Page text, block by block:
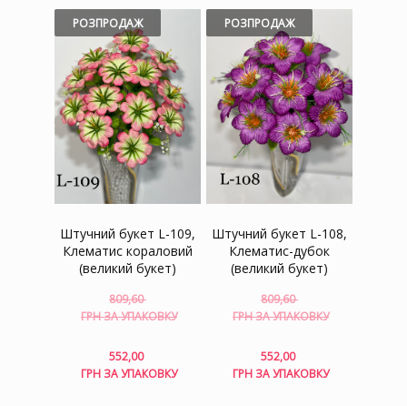
РОЗПРОДАЖ
Штучний букет L-109,
Клематис кораловий
(великий букет)
809,60
ГРН ЗА УПАКОВКУ
Оригінальна
809,60 грн
упаковку.
552,00
ГРН ЗА УПАКОВКУціна:
РОЗПРОДАЖ
Штучний букет L-108,
Клематис-дубок
(великий букет)
809,60
ГРН ЗА УПАКОВКУ
552,00
ГРН ЗА УПАКОВКУціна: